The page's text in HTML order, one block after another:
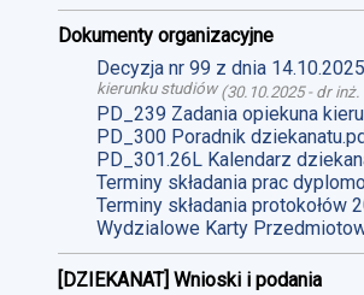
Dokumenty organizacyjne
Decyzja nr 99 z dnia
kierunku studiów(30.10.2025- dr inż.
PD_239 Zadania opiekuna
PD_300 Poradnik
PD_301.26L Kalendarz
Terminy składania prac
Terminy składania protokołów
Wydzialowe Karty
[DZIEKANAT] Wnioski i podania